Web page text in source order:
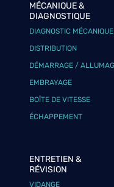
MÉCANIQUE &
DIAGNOSTIQUE
DIAGNOSTIC MÉCANIQUE
DISTRIBUTION
DÉMARRAGE /
EMBRAYAGE
BOÎTE DE VITESSE
ÉCHAPPEMENT
ENTRETIEN &
RÉVISION
VIDANGE